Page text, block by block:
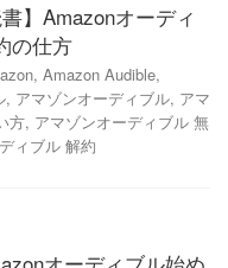
】Amazonオーディ
の仕方
, Amazon Audible,
, アマゾンオーディブル, アマ
方, アマゾンオーディブル 無
ィブル 解約